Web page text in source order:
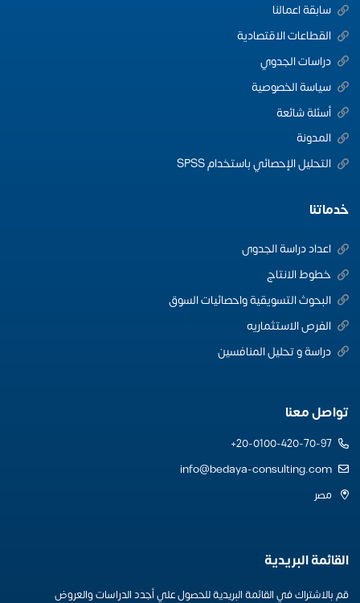
سابقة اعمالنا
القطاعات الاقتصادية
دراسات الجدوي
سياسة الخصوصية
أسئلة شائعة
المدونة
التحليل الإحصائي باستخدام SPSS
خدماتنا
اعداد دراسة الجدوى
خطوط الانتاج
البحوث التسويقية واحصائيات السوق
الفرص الاستثماريه
دراسة و تحليل المنافسين
تواصل معنا
20-0100-420-70-97+
info@bedaya-consulting.com
مصر
القائمة البريدية
قم بالاشتراك في القائمة البريدية للحصول علي أجدد الدراسات والعروض